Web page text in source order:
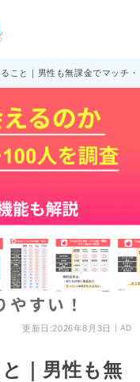
こと｜男性も無課金でマッチ
更新日:2026年8月3日 AD
｜男性も無